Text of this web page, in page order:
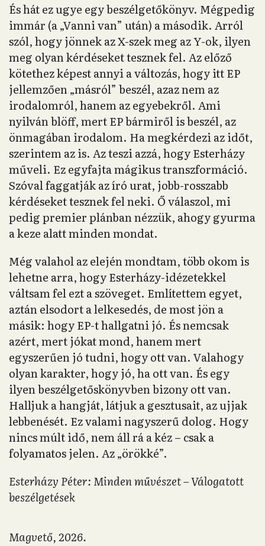
És hát ez ugye egy beszélgetőkönyv. Mégpedig
immár (a „Vanni van” után) a második. Arról
szól, hogy jönnek az X-szek meg az Y-ok, ilyen
meg olyan kérdéseket tesznek fel. Az előző
kötethez képest annyi a változás, hogy itt EP
jellemzően „másról” beszél, azaz nem az
irodalomról, hanem az egyebekről. Ami
nyilván blöff, mert EP bármiről is beszél, az
önmagában irodalom. Ha megkérdezi az időt,
szerintem az is. Az teszi azzá, hogy Esterházy
műveli. Ez egyfajta mágikus transzformáció.
Szóval faggatják az író urat, jobb-rosszabb
kérdéseket tesznek fel neki. Ő válaszol, mi
pedig premier plánban nézzük, ahogy gyurma
a keze alatt minden mondat.
Még valahol az elején mondtam, több okom is
lehetne arra, hogy Esterházy-idézetekkel
váltsam fel ezt a szöveget. Említettem egyet,
aztán elsodort a lelkesedés, de most jön a
másik: hogy EP-t hallgatni jó. És nemcsak
azért, mert jókat mond, hanem mert
egyszerűen jó tudni, hogy ott van. Valahogy
olyan karakter, hogy jó, ha ott van. És egy
ilyen beszélgetőskönyvben bizony ott van.
Halljuk a hangját, látjuk a gesztusait, az ujjak
lebbenését. Ez valami nagyszerű dolog. Hogy
nincs múlt idő, nem áll rá a kéz – csak a
folyamatos jelen. Az „örökké”.
Esterházy Péter: Minden művészet – Válogatott
beszélgetések
Magvető, 2026.